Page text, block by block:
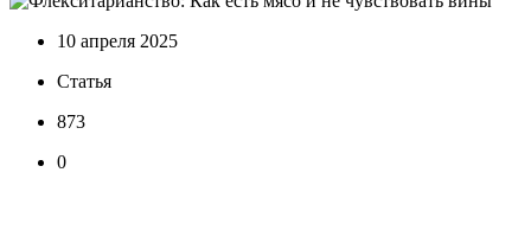
10 апреля 2025
Статья
873
0